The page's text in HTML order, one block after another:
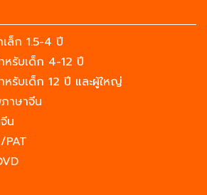
เล็ก 1.5-4 ปี
หรับเด็ก 4-12 ปี
หรับเด็ก 12 ปี และผู้ใหญ่
าษาจีน
น
PAT